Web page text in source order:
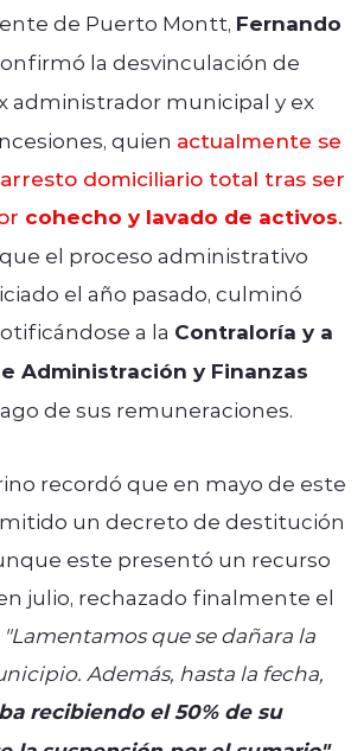
de Puerto Montt, Fernando
la desvinculación de
administrador municipal y ex
quien actualmente se
domiciliario total tras ser
cohecho y lavado de activos.
el proceso administrativo
el año pasado, culminó
a la Contraloría y a
Administración y Finanzas
de sus remuneraciones.
recordó que en mayo de este
un decreto de destitución
este presentó un recurso
julio, rechazado finalmente el
"Lamentamos que se dañara la
Además, hasta la fecha,
recibiendo el 50% de su